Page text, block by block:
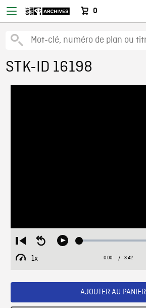
0
STK-ID 16198
Restart
from
beginning
Seek
Play Loaded:
1x
Playback
Current
0:00 / Duration
3:42
AJOUTER AU PANIER